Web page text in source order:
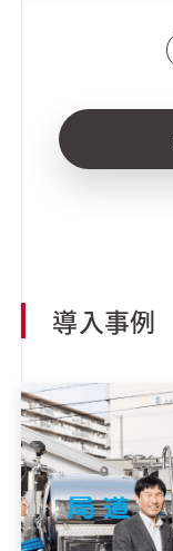
導入事例